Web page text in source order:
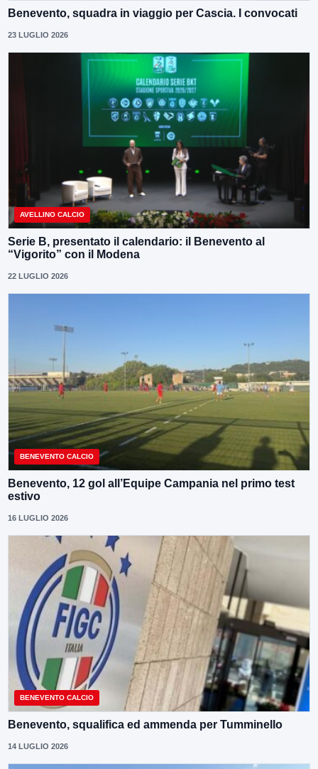
Benevento, squadra in viaggio per Cascia. I convocati
23 LUGLIO 2026
AVELLINO CALCIO
Serie B, presentato il calendario: il Benevento al
“Vigorito” con il Modena
22 LUGLIO 2026
BENEVENTO CALCIO
Benevento, 12 gol all’Equipe Campania nel primo test
estivo
16 LUGLIO 2026
BENEVENTO CALCIO
Benevento, squalifica ed ammenda per Tumminello
14 LUGLIO 2026